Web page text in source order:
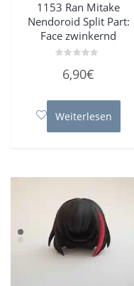
1153 Ran Mitake
Nendoroid Split Part:
Face zwinkernd
mit
5
6,90€
Weiterlesen